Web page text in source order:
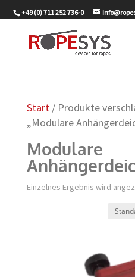
+49 (0) 711 252 736-0
Start/ Produkte
„Modulare
Modulare
Einzelnes Ergebnis wird